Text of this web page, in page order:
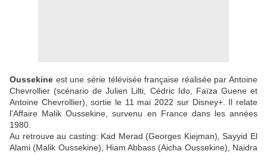
Oussekine est une série télévisée française réalisée par Antoine
Chevrollier (scénario de Julien Lilti, Cédric Ido, Faïza Guene et
Antoine Chevrollier), sortie le 11 mai 2022 sur Disney+. Il relate
l'Affaire Malik Oussekine, survenu en France dans les années
1980.
Au retrouve au casting: Kad Merad (Georges Kiejman), Sayyid El
Alami (Malik Oussekine), Hiam Abbass (Aicha Oussekine), Naidra